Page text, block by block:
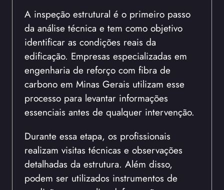
A inspeção estrutural é o primeiro passo
da análise técnica e tem como objetivo
identificar as condições reais da
edificação. Empresas especializadas em
engenharia de reforço com fibra de
carbono em Minas Gerais utilizam esse
processo para levantar informações
essenciais antes de qualquer intervenção.
Durante essa etapa, os profissionais
realizam visitas técnicas e observações
detalhadas da estrutura. Além disso,
podem ser utilizados instrumentos de